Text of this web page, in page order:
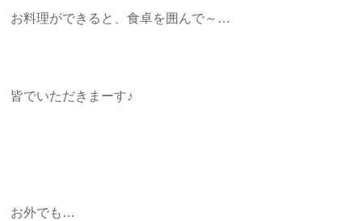
お料理ができると、食卓を囲んで～…
皆でいただきまーす♪
お外でも…